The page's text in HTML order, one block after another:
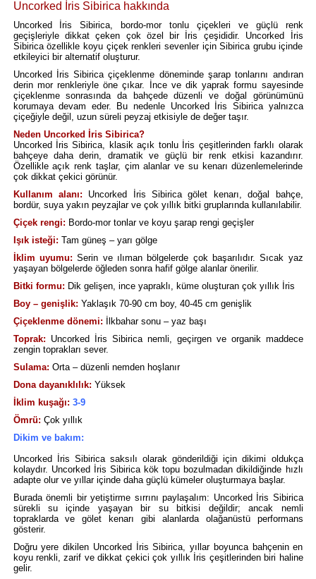
Uncorked İris Sibirica hakkında
Uncorked İris Sibirica, bordo-mor tonlu çiçekleri ve güçlü renk
geçişleriyle dikkat çeken çok özel bir İris çeşididir. Uncorked İris
Sibirica özellikle koyu çiçek renkleri sevenler için Sibirica grubu içinde
etkileyici bir alternatif oluşturur.
Uncorked İris Sibirica çiçeklenme döneminde şarap tonlarını andıran
derin mor renkleriyle öne çıkar. İnce ve dik yaprak formu sayesinde
çiçeklenme sonrasında da bahçede düzenli ve doğal görünümünü
korumaya devam eder. Bu nedenle Uncorked İris Sibirica yalnızca
çiçeğiyle değil, uzun süreli peyzaj etkisiyle de değer taşır.
Neden Uncorked İris Sibirica?
Uncorked İris Sibirica, klasik açık tonlu İris çeşitlerinden farklı olarak
bahçeye daha derin, dramatik ve güçlü bir renk etkisi kazandırır.
Özellikle açık renk taşlar, çim alanlar ve su kenarı düzenlemelerinde
çok dikkat çekici görünür.
Kullanım alanı: Uncorked İris Sibirica gölet kenarı, doğal bahçe,
bordür, suya yakın peyzajlar ve çok yıllık bitki gruplarında kullanılabilir.
Çiçek rengi: Bordo-mor tonlar ve koyu şarap rengi geçişler
Işık isteği: Tam güneş – yarı gölge
İklim uyumu: Serin ve ılıman bölgelerde çok başarılıdır. Sıcak yaz
yaşayan bölgelerde öğleden sonra hafif gölge alanlar önerilir.
Bitki formu: Dik gelişen, ince yapraklı, küme oluşturan çok yıllık İris
Boy – genişlik: Yaklaşık 70-90 cm boy, 40-45 cm genişlik
Çiçeklenme dönemi: İlkbahar sonu – yaz başı
Toprak: Uncorked İris Sibirica nemli, geçirgen ve organik maddece
zengin toprakları sever.
Sulama: Orta – düzenli nemden hoşlanır
Dona dayanıklılık: Yüksek
İklim kuşağı: 3-9
Ömrü: Çok yıllık
Dikim ve bakım:
Uncorked İris Sibirica saksılı olarak gönderildiği için dikimi oldukça
kolaydır. Uncorked İris Sibirica kök topu bozulmadan dikildiğinde hızlı
adapte olur ve yıllar içinde daha güçlü kümeler oluşturmaya başlar.
Burada önemli bir yetiştirme sırrını paylaşalım: Uncorked İris Sibirica
sürekli su içinde yaşayan bir su bitkisi değildir; ancak nemli
topraklarda ve gölet kenarı gibi alanlarda olağanüstü performans
gösterir.
Doğru yere dikilen Uncorked İris Sibirica, yıllar boyunca bahçenin en
koyu renkli, zarif ve dikkat çekici çok yıllık İris çeşitlerinden biri haline
gelir.